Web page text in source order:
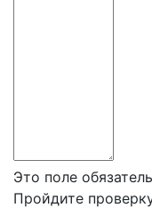
Это поле
Пройдите